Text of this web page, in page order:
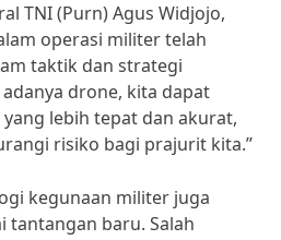
TNI (Purn) Agus Widjojo,
operasi militer telah
taktik dan strategi
drone, kita dapat
lebih tepat dan akurat,
risiko bagi prajurit kita.”
kegunaan militer juga
tantangan baru. Salah